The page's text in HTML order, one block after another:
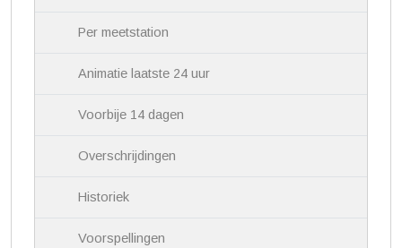
Per meetstation
Animatie laatste 24 uur
Voorbije 14 dagen
Overschrijdingen
Historiek
Voorspellingen